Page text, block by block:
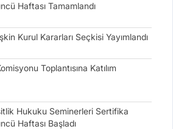
Haftası Tamamlandı
Kurul Kararları Seçkisi Yayımlandı
Toplantısına Katılım
Hukuku Seminerleri Sertifika
Haftası Başladı